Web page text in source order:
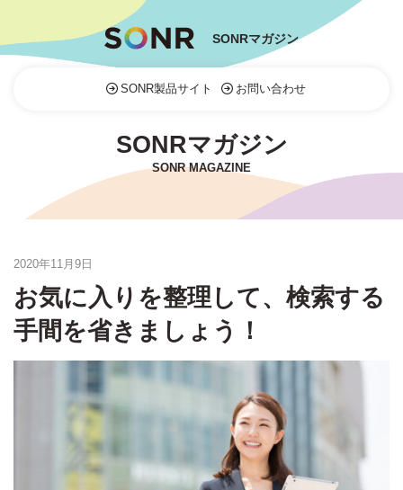
SONRマガジン
SONR製品サイト お問い合わせ
SONRマガジン
SONR MAGAZINE
2020年11月9日
お気に入りを整理して、検索する
手間を省きましょう！